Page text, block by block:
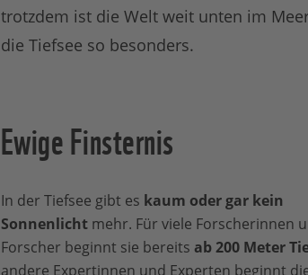
trotzdem ist die Welt weit unten im
die Tiefsee so besonders.
Ewige Finsternis
In der Tiefsee gibt es kaum oder gar kein
Sonnenlichtmehr. Für viele Forscherinnen
Forscher beginnt sie bereits ab 200 Meter
andere Expertinnen und Experten beginnt